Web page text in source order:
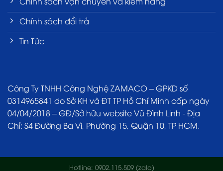
Chính sách đổi trả
Tin Tức
Công Ty TNHH Công Nghệ ZAMACO – GPKD số
0314965841 do Sở KH và ĐT TP Hồ Chí Minh cấp ngày
04/04/2018 – GĐ/Sở hữu website Vũ Đình Linh - Địa
Chỉ: S4 Đường Ba Vì, Phường 15, Quận 10, TP HCM.
Hotline: 0902.115.509 (zalo)